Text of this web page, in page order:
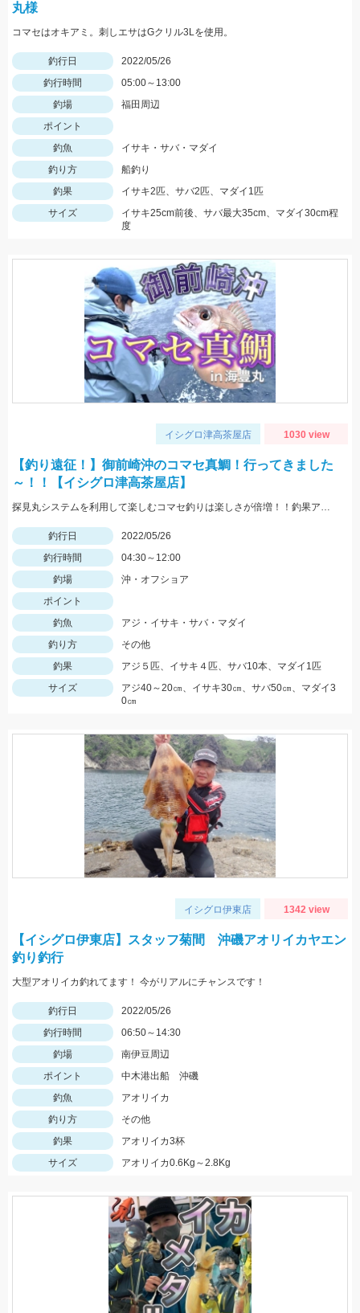
丸様
コマセはオキアミ。刺しエサはGクリル3Lを使用。
釣行日
2022/05/26
釣行時間
05:00～13:00
釣場
福田周辺
ポイント
釣魚
イサキ・サバ・マダイ
釣り方
船釣り
釣果
イサキ2匹、サバ2匹、マダイ1匹
サイズ
イサキ25cm前後、サバ最大35cm、マダイ30cm程
度
イシグロ津高茶屋店 1030 view
【釣り遠征！】御前崎沖のコマセ真鯛！行ってきました
～！！【イシグロ津高茶屋店】
探見丸システムを利用して楽しむコマセ釣りは楽しさが倍増！！釣果アップの秘訣も！！
釣行日
2022/05/26
釣行時間
04:30～12:00
釣場
沖・オフショア
ポイント
釣魚
アジ・イサキ・サバ・マダイ
釣り方
その他
釣果
アジ５匹、イサキ４匹、サバ10本、マダイ1匹
サイズ
アジ40～20㎝、イサキ30㎝、サバ50㎝、マダイ3
0㎝
イシグロ伊東店 1342 view
【イシグロ伊東店】スタッフ菊間 沖磯アオリイカヤエン
釣り釣行
大型アオリイカ釣れてます！ 今がリアルにチャンスです！
釣行日
2022/05/26
釣行時間
06:50～14:30
釣場
南伊豆周辺
ポイント
中木港出船 沖磯
釣魚
アオリイカ
釣り方
その他
釣果
アオリイカ3杯
サイズ
アオリイカ0.6Kg～2.8Kg